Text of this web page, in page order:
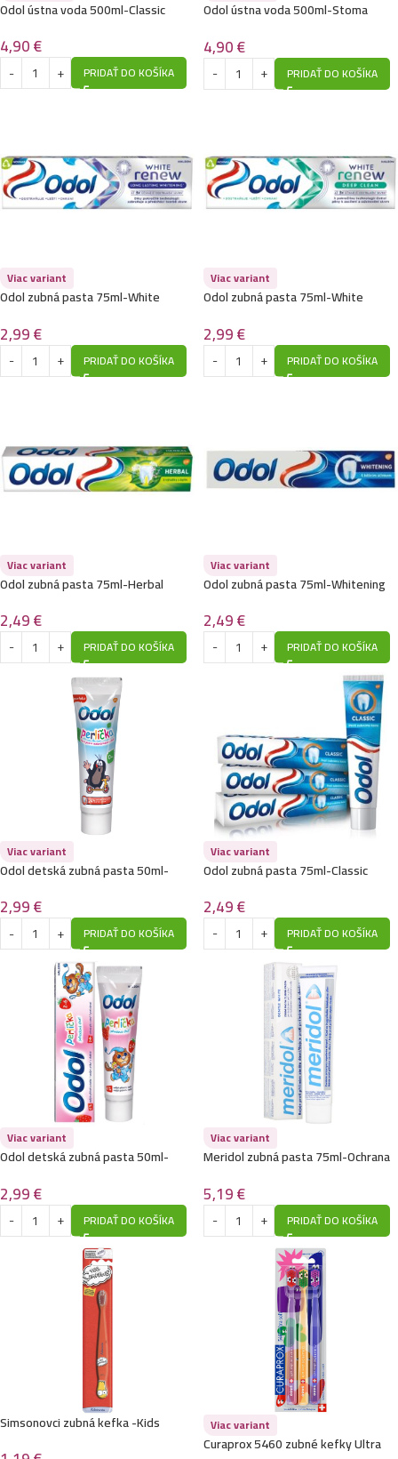
Odol ústna voda 500ml-Classic
4,90€
PRIDAŤ DO KOŠÍKA
Odol ústna voda 500ml-Stoma
4,90€
PRIDAŤ DO KOŠÍKA
Viac variant
Odol zubná pasta 75ml-White
2,99€
PRIDAŤ DO KOŠÍKA
Viac variant
Odol zubná pasta 75ml-White
2,99€
PRIDAŤ DO KOŠÍKA
Viac variant
Odol zubná pasta 75ml-Herbal
2,49€
PRIDAŤ DO KOŠÍKA
Viac variant
Odol zubná pasta 75ml-Whitening
2,49€
PRIDAŤ DO KOŠÍKA
Viac variant
Odol detská zubná pasta 50ml-
2,99€
PRIDAŤ DO KOŠÍKA
Viac variant
Odol zubná pasta 75ml-Classic
2,49€
PRIDAŤ DO KOŠÍKA
Viac variant
Odol detská zubná pasta 50ml-
príchuť
2,99€
PRIDAŤ DO KOŠÍKA
Viac variant
Meridol zubná pasta 75ml-Ochrana
5,19€
PRIDAŤ DO KOŠÍKA
Simsonovci zubná kefka -Kids Viac variant
Curaprox 5460 zubné kefky Ultra